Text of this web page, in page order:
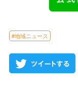
#地域ニュース